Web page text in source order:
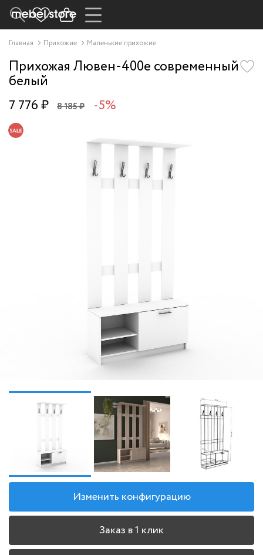
Главная Прихожие Маленькие прихожие
Прихожая Лювен-400e современный
белый
7 776 ₽ 8 185 ₽ -5%
Изменить конфигурацию
Заказ в 1 клик